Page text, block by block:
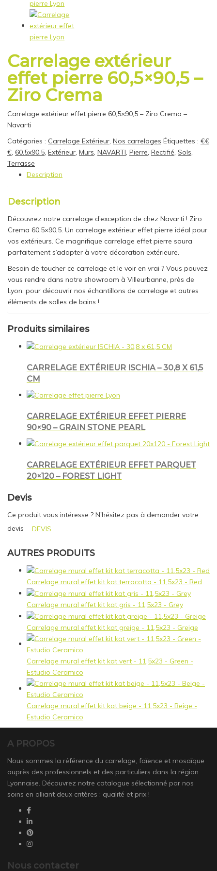
Carrelage extérieur
effet pierre 60,5×90,5 –
Ziro Crema
Carrelage extérieur effet pierre 60,5×90,5 – Ziro Crema –
Navarti
Catégories : Carrelage Extérieur, Nos carrelages Étiquettes : €€
€, 60.5x90.5, Extérieur, Murs, NAVARTI, Pierre, Rectifié, Sols,
Terrasse
Description
Description
Découvrez notre carrelage d’exception de chez Navarti ! Ziro
Crema 60,5×90,5. Un carrelage extérieur effet pierre idéal pour
vos extérieurs. Ce magnifique carrelage effet pierre saura
parfaitement s’adapter à votre décoration extérieure.
Besoin de toucher ce carrelage et le voir en vrai ? Vous pouvez
vous rendre dans notre showroom à Villeurbanne, près de
Lyon, pour découvrir nos échantillons de carrelage et autres
éléments de salles de bains !
Produits similaires
CARRELAGE EXTÉRIEUR ISCHIA – 30,8 X 61,5
CM
CARRELAGE EXTÉRIEUR EFFET PIERRE
90×90 – GRAIN STONE PEARL
CARRELAGE EXTÉRIEUR EFFET PARQUET
20×120 – FOREST LIGHT
Devis
Ce produit vous intéresse ? N'hésitez pas à demander votre
devis
DEVIS
AUTRES PRODUITS
Carrelage mural effet kit kat terracotta - 11,5x23 - Red
Carrelage mural effet kit kat gris - 11,5x23 - Grey
Carrelage mural effet kit kat greige - 11,5x23 - Greige
Carrelage mural effet kit kat vert - 11,5x23 - Green -
Estudio Ceramico
Carrelage mural effet kit kat beige - 11,5x23 - Beige -
Estudio Ceramico
A PROPOS
Nous sommes la référence du carrelage, faïence et mosaïque
auprès des professionnels et des particuliers dans la région
Lyonnaise. Découvrez notre catalogue sélectionné par nos
soins en alliant deux critères : qualité et prix !
Nous contacter